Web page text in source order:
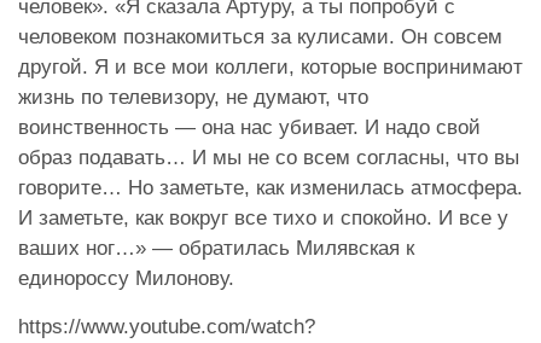
человек». «Я сказала Артуру, а ты попробуй с
человеком познакомиться за кулисами. Он совсем
другой. Я и все мои коллеги, которые воспринимают
жизнь по телевизору, не думают, что
воинственность — она нас убивает. И надо свой
образ подавать… И мы не со всем согласны, что вы
говорите… Но заметьте, как изменилась атмосфера.
И заметьте, как вокруг все тихо и спокойно. И все у
ваших ног…» — обратилась Милявская к
единороссу Милонову.
https://www.youtube.com/watch?